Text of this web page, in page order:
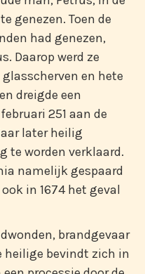
genezen. Toen de
had genezen,
Daarop werd ze
en hete
dreigde een
251 aan de
later heilig
te worden verklaard.
namelijk gespaard
in 1674 het geval
brandgevaar
heilige bevindt zich in